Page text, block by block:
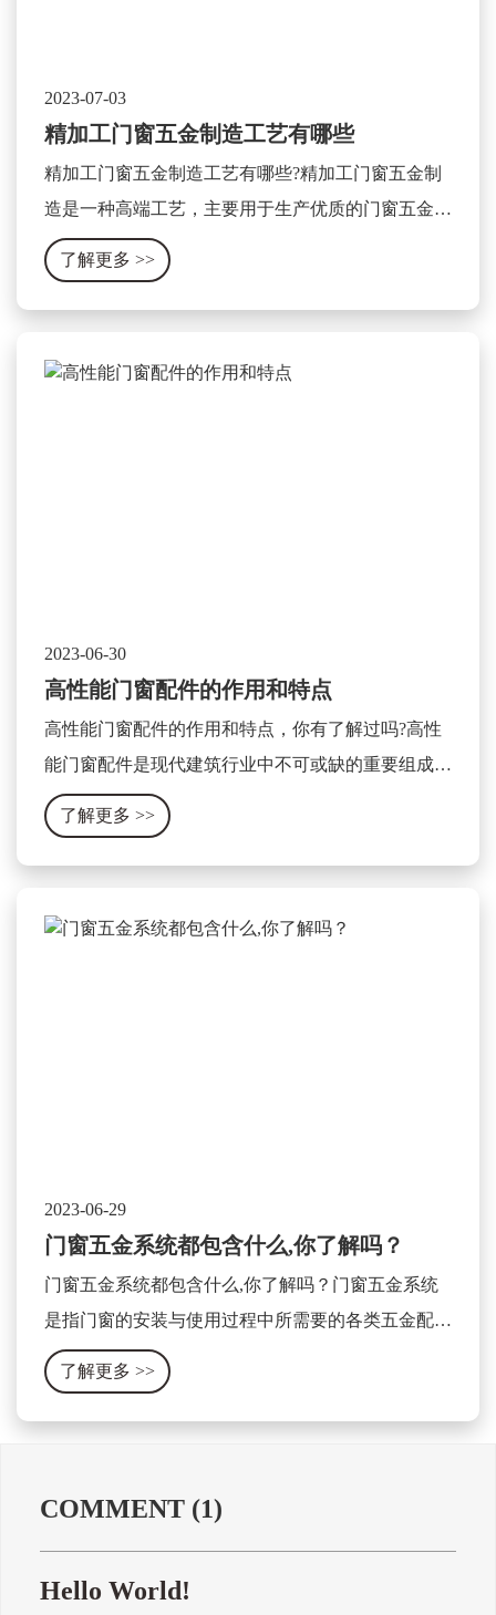
2023-07-03
精加工门窗五金制造工艺有哪些
精加工门窗五金制造工艺有哪些?精加工门窗五金制
造是一种高端工艺，主要用于生产优质的门窗五金产
品。这种工艺主要包含以下几个方面：
了解更多 >>
2023-06-30
高性能门窗配件的作用和特点
高性能门窗配件的作用和特点，你有了解过吗?高性
能门窗配件是现代建筑行业中不可或缺的重要组成部
分，它可以显著提升门窗的使用性能和安全性。其作
用和特点可以被总结为以下几个方面。
了解更多 >>
2023-06-29
门窗五金系统都包含什么,你了解吗？
门窗五金系统都包含什么,你了解吗？门窗五金系统
是指门窗的安装与使用过程中所需要的各类五金配件
及相关设备的集合体。它包含了门窗的开关、锁具、
合页、滑轨、拉手、密封条等各种零部件。
了解更多 >>
COMMENT (1)
Hello World!